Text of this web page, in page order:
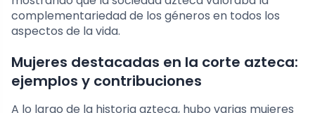
complementariedad de los géneros en todos los
aspectos de la vida.
Mujeres destacadas en la corte azteca:
ejemplos y contribuciones
A lo largo de la historia azteca, hubo varias mujeres